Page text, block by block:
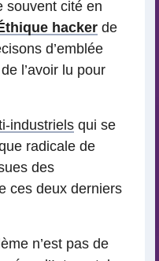
souvent cité en
hacker de
d’emblée
l’avoir lu pour
industriels qui se
radicale de
des
ces deux derniers
n’est pas de